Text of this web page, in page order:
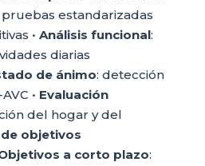
pruebas estandarizadas
• Análisis funcional:
diarias
de ánimo: detección
• Evaluación
del hogar y del
objetivos
a corto plazo: